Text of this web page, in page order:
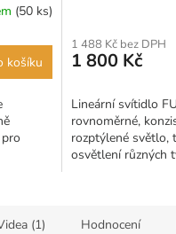
(50 ks)
košíku
1 488 Kč bez DPH
1 800 Kč
Lineární svítidlo
rovnoměrné,
rozptýlené světlo,
osvětlení různých
(1) Hodnocení